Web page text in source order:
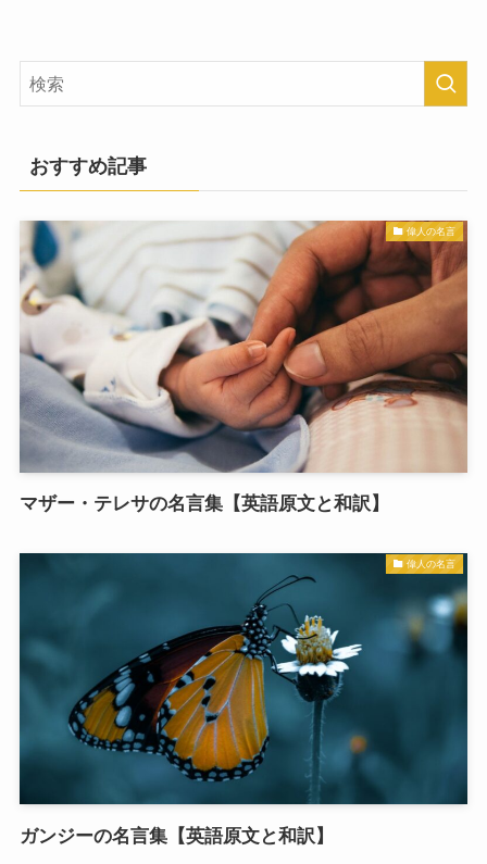
おすすめ記事
偉人の名言
マザー・テレサの名言集【英語原文と和訳】
偉人の名言
ガンジーの名言集【英語原文と和訳】